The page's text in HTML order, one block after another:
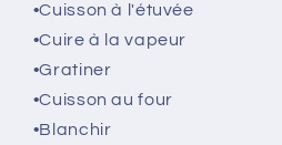
•Cuisson à l'étuvée
•Cuire à la vapeur
•Gratiner
•Cuisson au four
•Blanchir